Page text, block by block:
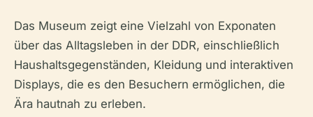
Das Museum zeigt eine Vielzahl von Exponaten
über das Alltagsleben in der DDR, einschließlich
Haushaltsgegenständen, Kleidung und interaktiven
Displays, die es den Besuchern ermöglichen, die
Ära hautnah zu erleben.